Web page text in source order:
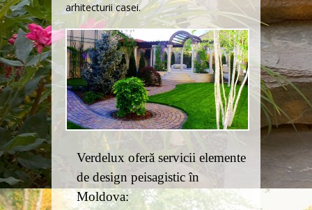
arhitecturii casei.
Verdelux oferă servicii elemente
de design peisagistic în
Moldova: